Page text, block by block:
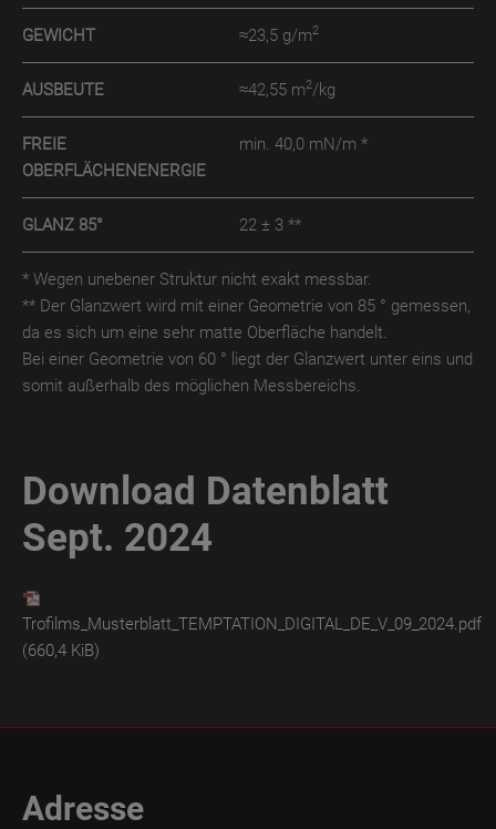
FAQ
Downloads
GEWICHT ≈23,5 g/m2
AUSBEUTE ≈42,55 m2/kg
FREIE
OBERFLÄCHENENERGIE
min. 40,0 mN/m *
GLANZ 85° 22 ± 3 **
* Wegen unebener Struktur nicht exakt messbar.
** Der Glanzwert wird mit einer Geometrie von 85 ° gemessen,
da es sich um eine sehr matte Oberfläche handelt.
Bei einer Geometrie von 60 ° liegt der Glanzwert unter eins und
somit außerhalb des möglichen Messbereichs.
Download Datenblatt
Sept. 2024
Trofilms_Musterblatt_TEMPTATION_DIGITAL_DE_V_09_2024.pdf
(660,4 KiB)
Adresse